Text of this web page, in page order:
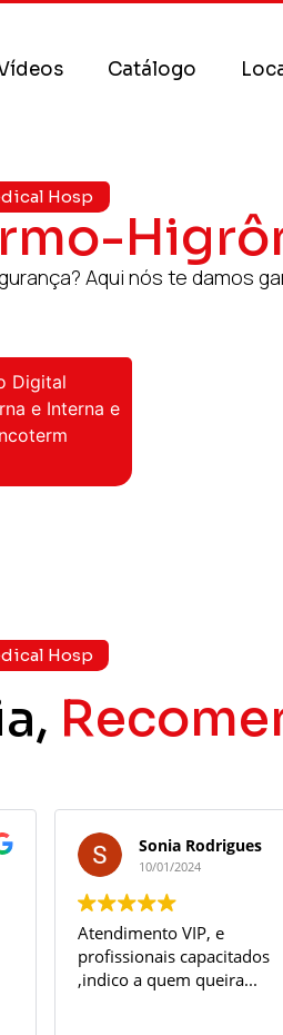
Catálogo
Hosp
Aqui nós te damos
Digital
e Interna e
Hosp
Sonia Rodrigues
10/01/2024
Atendimento VIP, e
profissionais capacitados
,indico a quem queira...